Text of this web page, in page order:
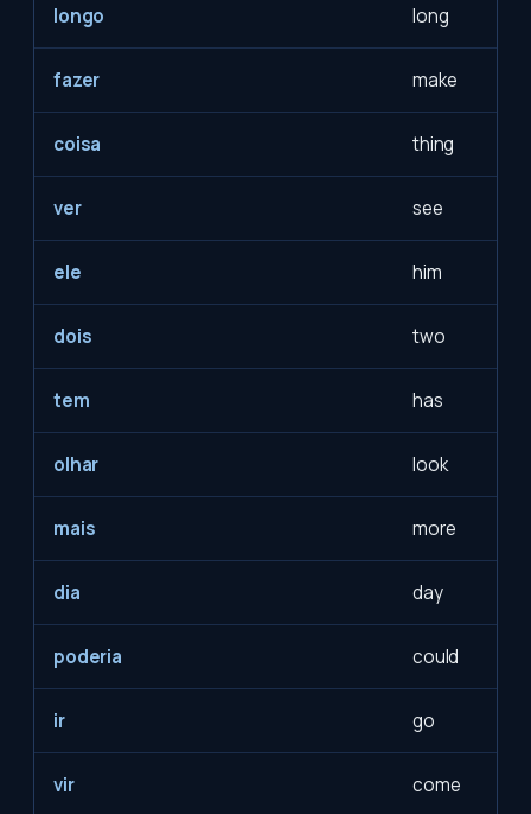
longo long
fazer make
coisa thing
ver see
ele him
dois two
tem has
olhar look
mais more
dia day
poderia could
ir go
vir come